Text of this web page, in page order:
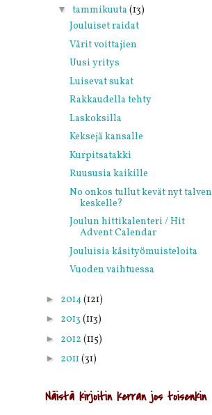
▼ tammikuuta (13)
Jouluiset raidat
Värit voittajien
Uusi yritys
Luisevat sukat
Rakkaudella tehty
Laskoksilla
Keksejä kansalle
Kurpitsatakki
Ruususia kaikille
No onkos tullut kevät nyt talven
keskelle?
Joulun hittikalenteri / Hit
Advent Calendar
Jouluisia käsityömuisteloita
Vuoden vaihtuessa
► 2014(121)
► 2013 (113)
► 2012 (115)
► 2011 (31)
Näistä kirjoitin kerran jos toisenkin